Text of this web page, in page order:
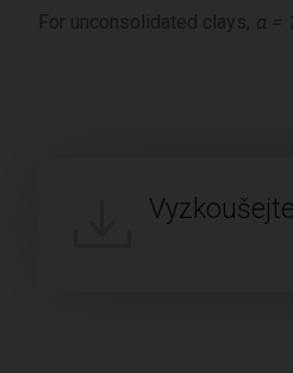
For unconsolidated clays, α =